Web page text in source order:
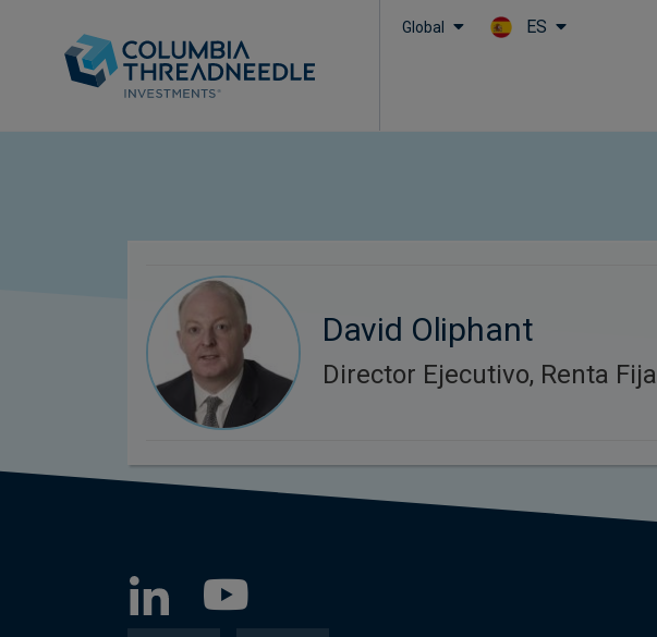
Global ES
David Oliphant
Director Ejecutivo, Renta Fija